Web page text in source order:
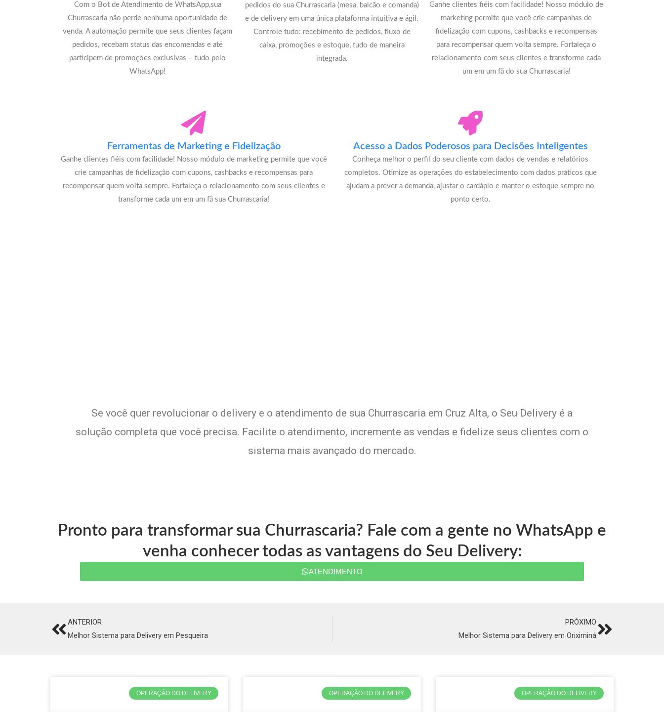
Com o Bot de Atendimento de WhatsApp,sua
Churrascaria não perde nenhuma oportunidade de
venda. A automação permite que seus clientes façam
pedidos, recebam status das encomendas e até
participem de promoções exclusivas – tudo pelo
WhatsApp!
pedidos do sua Churrascaria (mesa, balcão e comanda)
e de delivery em uma única plataforma intuitiva e ágil.
Controle tudo: recebimento de pedidos, fluxo de
caixa, promoções e estoque, tudo de maneira
integrada.
Ganhe clientes fiéis com facilidade! Nosso módulo de
marketing permite que você crie campanhas de
fidelização com cupons, cashbacks e recompensas
para recompensar quem volta sempre. Fortaleça o
relacionamento com seus clientes e transforme cada
um em um fã do sua Churrascaria!
Ferramentas de Marketing e Fidelização
Ganhe clientes fiéis com facilidade! Nosso módulo de marketing permite que você
crie campanhas de fidelização com cupons, cashbacks e recompensas para
recompensar quem volta sempre. Fortaleça o relacionamento com seus clientes e
transforme cada um em um fã sua Churrascaria!
Acesso a Dados Poderosos para Decisões Inteligentes
Conheça melhor o perfil do seu cliente com dados de vendas e relatórios
completos. Otimize as operações do estabelecimento com dados práticos que
ajudam a prever a demanda, ajustar o cardápio e manter o estoque sempre no
ponto certo.
Se você quer revolucionar o delivery e o atendimento de sua Churrascaria em Cruz Alta, o Seu Delivery é a
solução completa que você precisa. Facilite o atendimento, incremente as vendas e fidelize seus clientes com o
sistema mais avançado do mercado.
Pronto para transformar sua Churrascaria? Fale com a gente no WhatsApp e
venha conhecer todas as vantagens do Seu Delivery:
ATENDIMENTO
PrevANTERIOR
Melhor Sistema para Delivery em Pesqueira
PRÓXIMO
Melhor Sistema para Delivery em Oriximiná Next
OPERAÇÃO DO DELIVERY OPERAÇÃO DO DELIVERY OPERAÇÃO DO DELIVERY